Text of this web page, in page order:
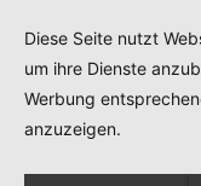
Developed byThink
Diese Seite nutzt
um ihre Dienste
Werbung
anzuzeigen.